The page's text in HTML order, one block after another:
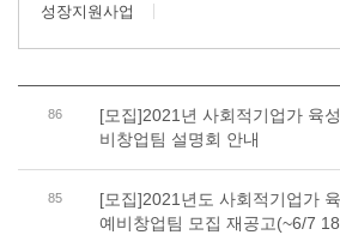
성장지원사업
86
[모집]2021년 사회적기업가 육
비창업팀 설명회 안내
85
[모집]2021년도 사회적기업가
예비창업팀 모집 재공고(~6/7